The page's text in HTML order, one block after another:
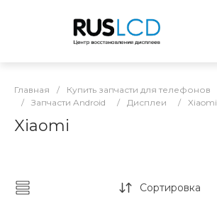
Главная / Купить запчасти для телефонов
/
Запчасти Android / Дисплеи / Xiaomi
Xiaomi
Сортировка